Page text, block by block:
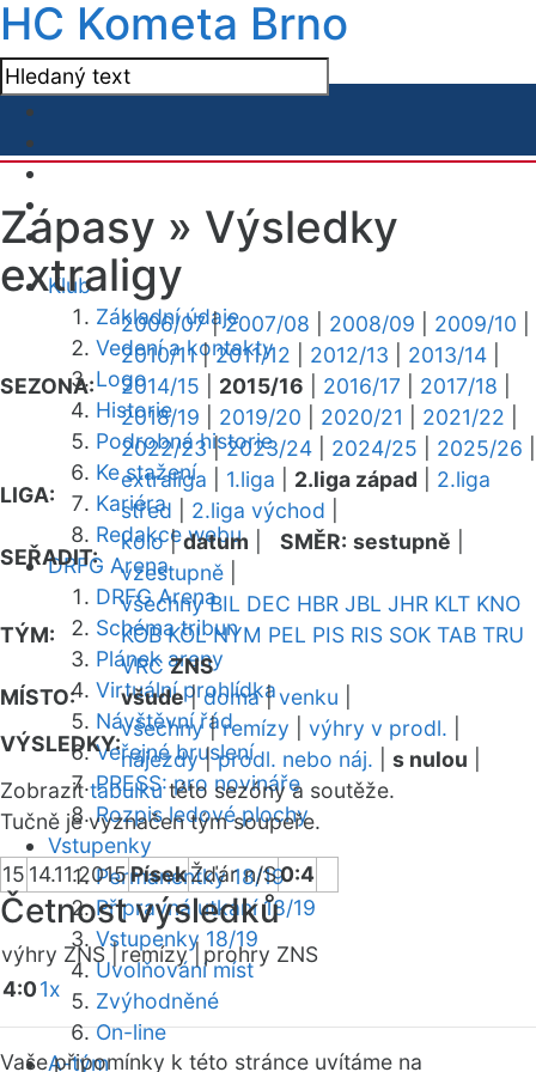
HC Kometa Brno
Klub
Základní údaje
Vedení a kontakty
Logo
Historie
Podrobná historie
Ke stažení
Kariéra
Redakce webu
DRFG Arena
DRFG Arena
Schéma tribun
Plánek areny
Virtuální prohlídka
Návštěvní řád
Veřejné bruslení
PRESS: pro novináře
Rozpis ledové plochy
Vstupenky
Permanentky 18/19
Přípravná utkání 18/19
Vstupenky 18/19
Uvolňování míst
Zvýhodněné
On-line
A-tým
Zápasy » Výsledky
extraligy
SEZONA:
2006/07|2007/08 2008/09 2009/10
2010/11|2011/12 2012/13 2013/14
2014/15
2015/16 2016/17 2017/18
2018/19
2019/20 2020/21 2021/22
2022/23|2023/24 2024/25 2025/26
LIGA:
extraliga 1.liga 2.liga západ
2.liga
střed
2.liga východ
SEŘADIT:
kolo|datum SMĚR: sestupně
vzestupně
TÝM:
všechny BIL DEC HBR JBL JHR KLT KNO
KOB KOL NYM PEL PIS RIS SOK TAB TRU
VRC ZNS
MÍSTO:
všude|doma|venku
VÝSLEDKY:
všechny|remízy výhry v prodl.
nájezdy|prodl. nebo náj. s nulou
Zobrazittabulkutéto sezóny a soutěže.
Tučně je vyznačen tým soupeře.
15 14.11.2015PísekŽďár n/S0:4
Četnost výsledků
výhry ZNS |remízy | prohry ZNS
4:01x
Vaše připomínky k této stránce uvítáme na